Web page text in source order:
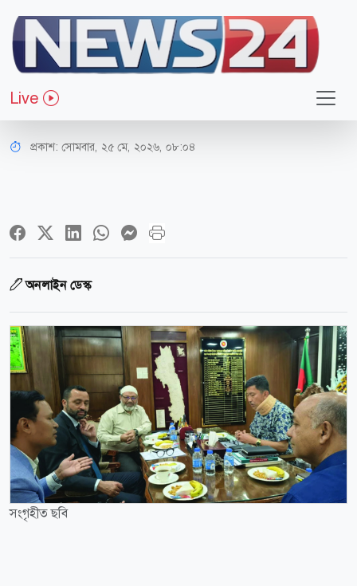
Live
জাতীয়
পার্বত্য চট্টগ্রাম বিষয়ক মন্ত্রীর সঙ্গে
আইএলও’র প্রতিনিধি দলের সাক্ষাৎ
প্রকাশ: সোমবার, ২৫ মে, ২০২৬, ০৮:০৪
অনলাইন ডেস্ক
সংগৃহীত ছবি